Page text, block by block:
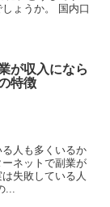
ょうか。 国内口
が収入になら
特徴
人も多くいるか
ネットで副業が
失敗している人
...